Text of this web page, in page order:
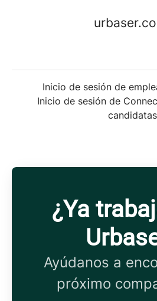
Inicio de sesión de
Inicio de sesión de
candidatas
¿Ya
Ayúdanos a
próximo